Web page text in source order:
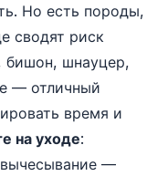
Но есть породы,
сводят риск
бишон, шнауцер,
— отличный
время и
на уходе:
—